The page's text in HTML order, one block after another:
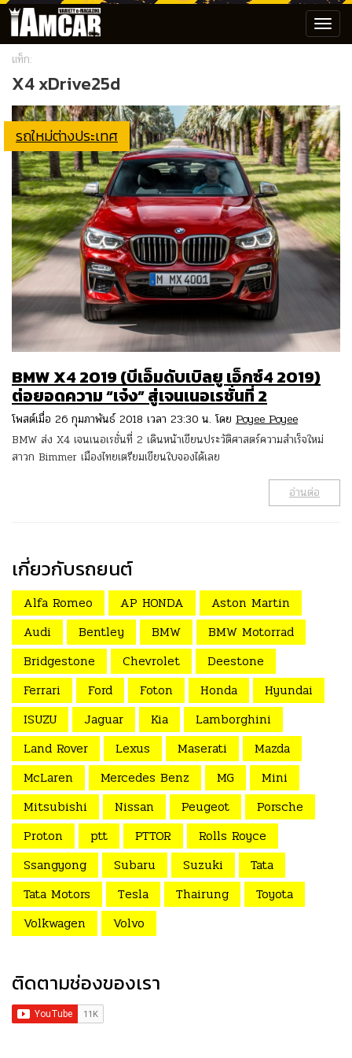
แท็ก:
X4 xDrive25d
รถใหม่ต่างประเทศ
BMW X4 2019 (บีเอ็มดับเบิลยู เอ็กซ์4 2019)
ต่อยอดความ “เจ๋ง” สู่เจนเนอเรชั่นที่ 2
โพสต์เมื่อ 26 กุมภาพันธ์ 2018 เวลา 23:30 น. โดย Poyee Poyee
BMW ส่ง X4 เจนเนอเรชั่นที่ 2 เดินหน้าเขียนประวัติศาสตร์ความสำเร็จใหม่
สาวก Bimmer เมืองไทยเตรียมเขียนใบจองได้เลย
อ่านต่อ
เกี่ยวกับรถยนต์
Alfa Romeo AP HONDA
Aston Martin
Audi
Bentley BMW
BMW Motorrad
Bridgestone
Chevrolet
Deestone
Ferrari
Ford Foton Honda
Hyundai
ISUZU
Jaguar Kia
Lamborghini
Land Rover
Lexus Maserati
Mazda
McLaren
Mercedes Benz MG
Mini
Mitsubishi
Nissan Peugeot
Porsche
Proton
ptt PTTOR
Rolls Royce
Ssangyong
Subaru Suzuki
Tata
Tata Motors
Tesla Thairung
Toyota
Volkwagen
Volvo
ติดตามช่องของเรา